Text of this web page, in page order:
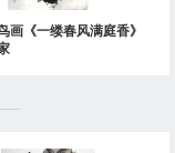
画《一缕春风满庭香》